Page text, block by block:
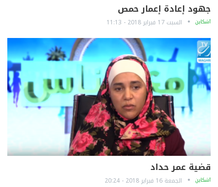
جهود إعادة إعمار حمص
آشكاين السبت 17 فبراير 2018 - 11:13
قضية عمر حداد
آشكاين الجمعة 16 فبراير 2018 - 20:24